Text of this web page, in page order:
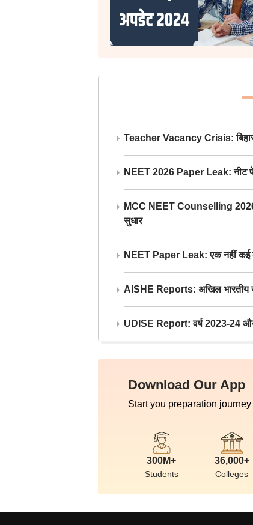
Teacher Vacancy Crisis: बिहार
NEET 2026 Paper Leak: नीट
MCC NEET Counselling 2026:
सुधार
NEET Paper Leak: एक नहीं कई
AISHE Reports: अखिल भारतीय
UDISE Report: वर्ष 2023-24
Download Our App
Start you preparation
300M+
Students
36,000+
Colleges